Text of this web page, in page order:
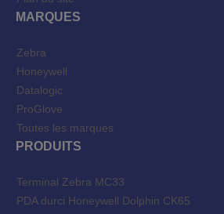
MARQUES
Zebra
Honeywell
Datalogic
ProGlove
Toutes les marques
PRODUITS
Terminal Zebra MC33
PDA durci Honeywell Dolphin CK65